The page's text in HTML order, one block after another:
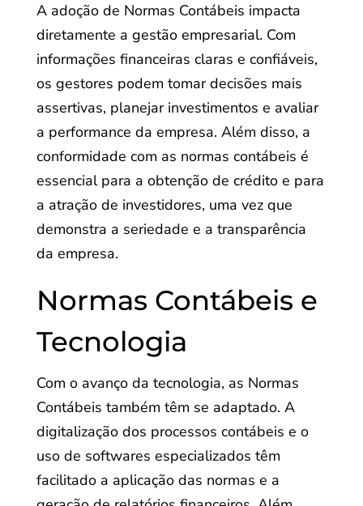
A adoção de Normas Contábeis impacta
diretamente a gestão empresarial. Com
informações financeiras claras e confiáveis,
os gestores podem tomar decisões mais
assertivas, planejar investimentos e avaliar
a performance da empresa. Além disso, a
conformidade com as normas contábeis é
essencial para a obtenção de crédito e para
a atração de investidores, uma vez que
demonstra a seriedade e a transparência
da empresa.
Normas Contábeis e
Tecnologia
Com o avanço da tecnologia, as Normas
Contábeis também têm se adaptado. A
digitalização dos processos contábeis e o
uso de softwares especializados têm
facilitado a aplicação das normas e a